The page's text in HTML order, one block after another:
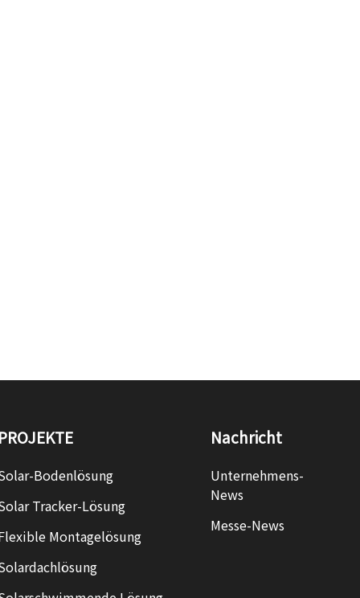
PROJEKTE
Bodenlösung
Tracker-Lösung
Montagelösung
Nachricht
Unternehmens-
News
Messe-News